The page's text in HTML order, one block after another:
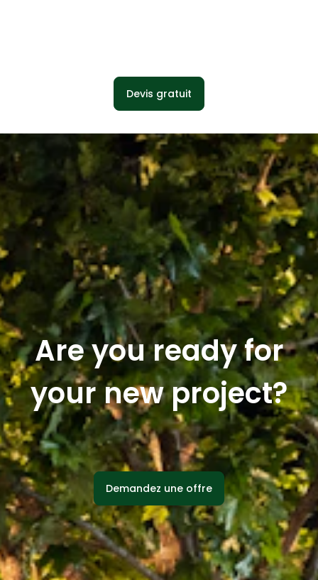
Devis gratuit
Are you ready for
your new project?
Demandez une offre